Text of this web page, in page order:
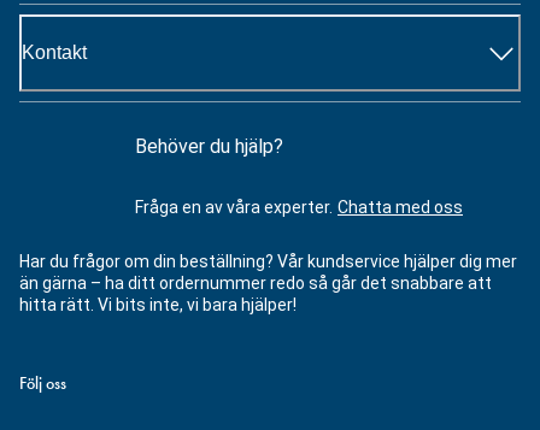
Kontakt
Behöver du hjälp?
Fråga en av våra experter. Chatta med oss
Har du frågor om din beställning? Vår kundservice hjälper dig mer
än gärna – ha ditt ordernummer redo så går det snabbare att
hitta rätt. Vi bits inte, vi bara hjälper!
Följ oss